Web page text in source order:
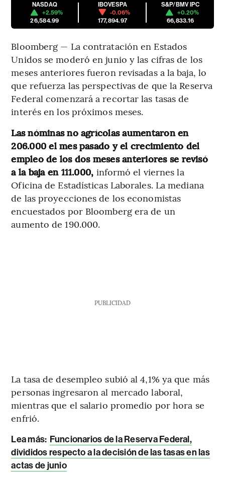
NASDAQ
+2.59%
26,584.99
IBOVESPA
-0.06%
177,894.97
S&P/BMV IPC
+0.20%
66,833.16
Bloomberg — La contratación en Estados
Unidos se moderó en junio y las cifras de los
meses anteriores fueron revisadas a la baja, lo
que refuerza las perspectivas de que la Reserva
Federal comenzará a recortar las tasas de
interés en los próximos meses.
Las nóminas no agrícolas aumentaron en
206.000 el mes pasado y el crecimiento del
empleo de los dos meses anteriores se revisó
a la baja en 111.000, informó el viernes la
Oficina de Estadísticas Laborales. La mediana
de las proyecciones de los economistas
encuestados por Bloomberg era de un
aumento de 190.000.
PUBLICIDAD
La tasa de desempleo subió al 4,1% ya que más
personas ingresaron al mercado laboral,
mientras que el salario promedio por hora se
enfrió.
Lea más: Funcionarios de la Reserva Federal,
divididos respecto a la decisión de las tasas en las
actas de junio